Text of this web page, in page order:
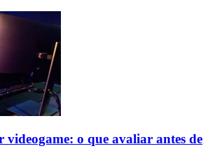
videogame: o que avaliar antes de